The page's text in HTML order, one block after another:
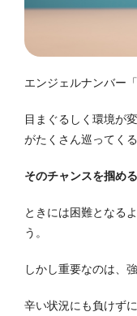
エンジェルナンバー
目まぐるしく環境が
がたくさん巡ってくる
そのチャンスを掴め
ときには困難となる
う。
しかし重要なのは、
辛い状況にも負けず